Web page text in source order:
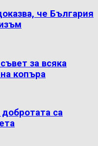
че България
за всяка
копъра
са